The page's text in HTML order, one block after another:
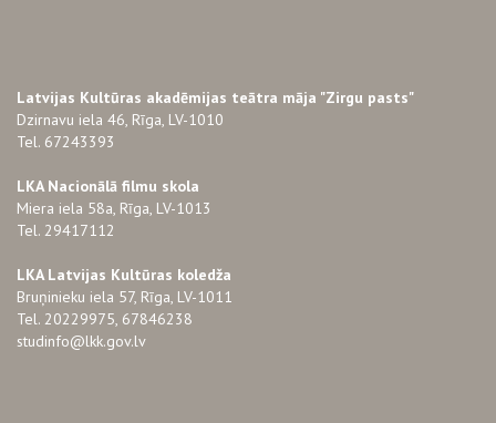
Latvijas Kultūras akadēmijas teātra māja "Zirgu pasts"
Dzirnavu iela 46, Rīga, LV-1010
Tel. 67243393
LKA Nacionālā filmu skola
Miera iela 58a, Rīga, LV-1013
Tel. 29417112
LKA Latvijas Kultūras koledža
Bruņinieku iela 57, Rīga, LV-1011
Tel. 20229975, 67846238
studinfo@lkk.gov.lv